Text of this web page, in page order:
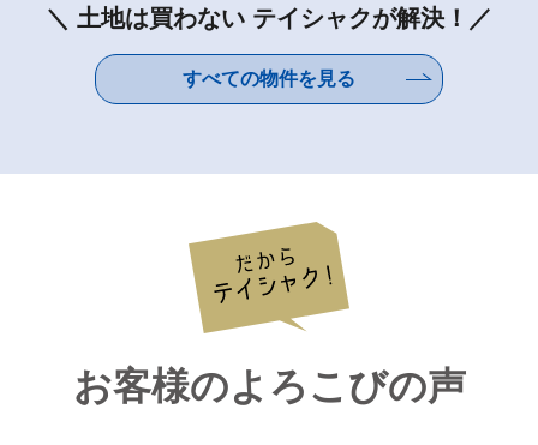
＼ 土地は買わない テイシャクが解決！／
すべての物件を見る
お客様のよろこびの声